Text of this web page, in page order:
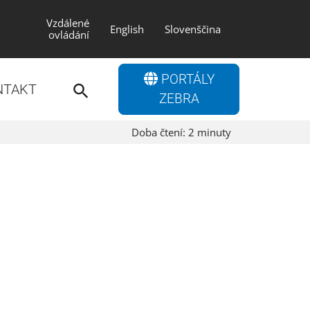
Vzdálené
ovládání
English Slovenščina
PORTÁLY
ZEBRA
Doba čtení: 2 minuty